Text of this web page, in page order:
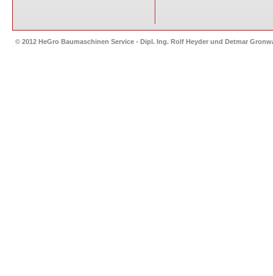
© 2012 HeGro Baumaschinen Service - Dipl. Ing. Rolf Heyder und Detmar